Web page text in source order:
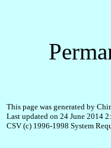
This page was generated by
Last updated on 24 June 2014
CSV (c) 1996-1998 System